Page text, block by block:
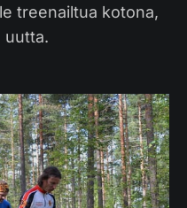
treenailtua kotona,
uutta.